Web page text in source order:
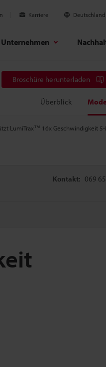
Karriere Deutschland
Unternehmen
Broschüre herunterladen
Überblick
LumiTrax™ 16x Geschwindigkeit 5-
Kontakt: 069